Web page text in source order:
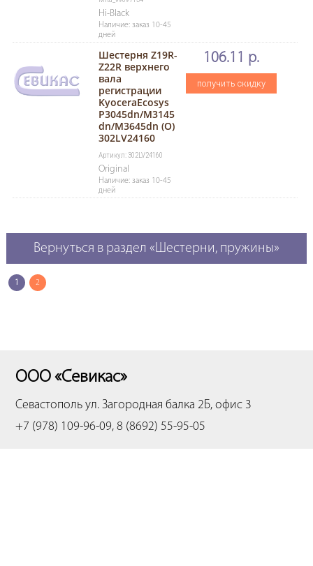
Hi-Black
Наличие: заказ 10-45
дней
Шестерня Z19R-
Z22R верхнего
вала
регистрации
KyoceraEcosys
P3045dn/M3145
dn/M3645dn (О)
302LV24160
Артикул: 302LV24160
Original
Наличие: заказ 10-45
дней
106.11 р.
получить скидку
Вернуться в раздел «Шестерни, пружины»
1 2
ООО «Севикас»
Севастополь ул. Загородная балка 2Б, офис 3
+7 (978) 109-96-09, 8 (8692) 55-95-05